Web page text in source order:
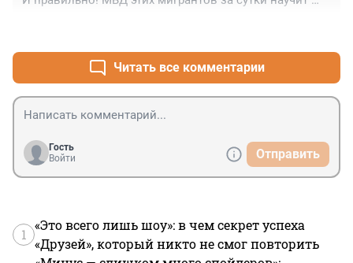
Читать все комментарии
Гость
Войти
Отправить
1
«Это всего лишь шоу»: в чем секрет успеха
«Друзей», который никто не смог повторить